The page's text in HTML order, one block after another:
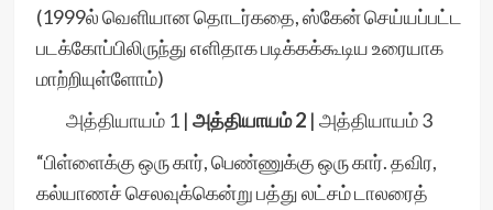
(1999ல் வெளியான தொடர்கதை, ஸ்கேன் செய்யப்பட்ட
படக்கோப்பிலிருந்து எளிதாக படிக்கக்கூடிய உரையாக
மாற்றியுள்ளோம்)
அத்தியாயம் 1 | அத்தியாயம் 2 | அத்தியாயம் 3
“பிள்ளைக்கு ஒரு கார், பெண்ணுக்கு ஒரு கார். தவிர,
கல்யாணச் செலவுக்கென்று பத்து லட்சம் டாலரைத்